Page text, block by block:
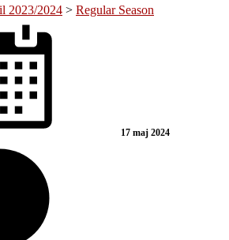
2023/2024 > Regular Season
17 maj 2024